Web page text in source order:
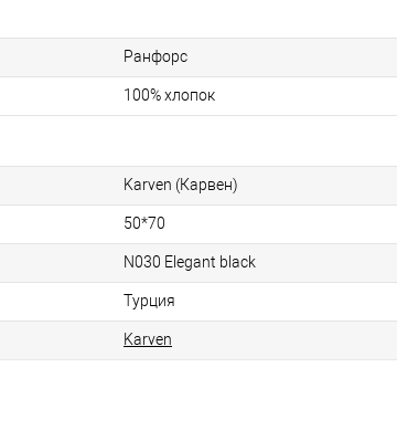
Ранфорс
100% хлопок
Karven (Карвен)
50*70
N030 Elegant black
Турция
Karven